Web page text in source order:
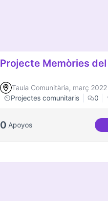
Projecte Memòries
Taula Comunitària, març 2022
Projectes comunitaris
0
0 Apoyos